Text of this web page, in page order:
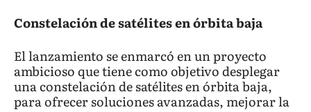
Constelación de satélites en órbita baja
El lanzamiento se enmarcó en un proyecto
ambicioso que tiene como objetivo desplegar
una constelación de satélites en órbita baja,
para ofrecer soluciones avanzadas, mejorar la